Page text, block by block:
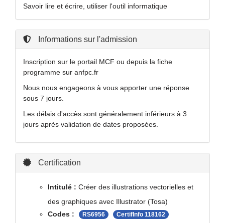
Savoir lire et écrire, utiliser l'outil informatique
Informations sur l'admission
Inscription sur le portail MCF ou depuis la fiche
programme sur anfpc.fr
Nous nous engageons à vous apporter une réponse
sous 7 jours.
Les délais d'accès sont généralement inférieurs à 3
jours après validation de dates proposées.
Certification
Intitulé : Créer des illustrations vectorielles et
des graphiques avec Illustrator (Tosa)
Codes :
RS6956 CertifInfo 118162